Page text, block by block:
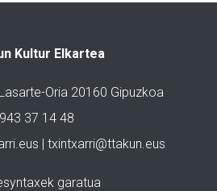
Kultur Elkartea
Oria 20160 Gipuzkoa
943 37 14 48
| txintxarri@ttakun.eus
garatua